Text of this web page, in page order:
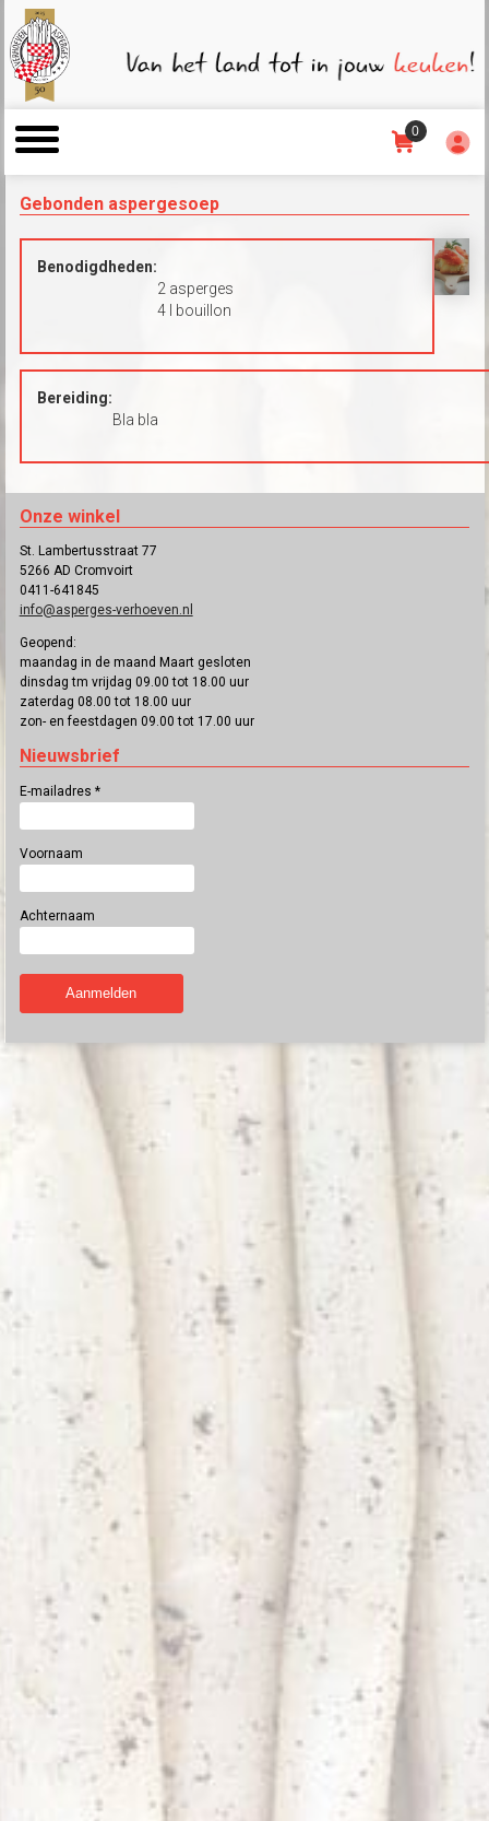
0
Gebonden aspergesoep
Benodigdheden:
2 asperges
4 l bouillon
Bereiding:
Bla bla
Onze winkel
St. Lambertusstraat 77
5266 AD Cromvoirt
0411-641845
info@asperges-verhoeven.nl
Geopend:
maandag in de maand Maart gesloten
dinsdag tm vrijdag 09.00 tot 18.00 uur
zaterdag 08.00 tot 18.00 uur
zon- en feestdagen 09.00 tot 17.00 uur
Nieuwsbrief
E-mailadres *
Voornaam
Achternaam